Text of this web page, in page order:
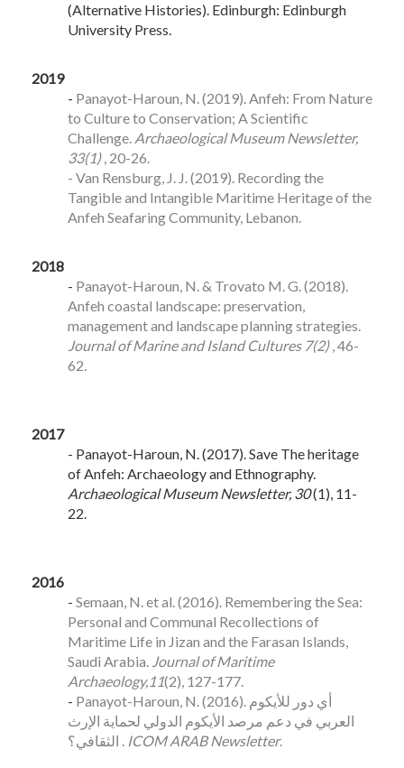
(Alternative Histories). Edinburgh: Edinburgh
University Press.
2019
- Panayot-Haroun, N. (2019). Anfeh: From Nature
to Culture to Conservation; A Scientific
Challenge. Archaeological Museum Newsletter,
33(1), 20-26.
- Van Rensburg, J. J. (2019). Recording the
Tangible and Intangible Maritime Heritage of the
Anfeh Seafaring Community, Lebanon.
2018
- Panayot-Haroun, N. & Trovato M. G. (2018).
Anfeh coastal landscape: preservation,
management and landscape planning strategies.
Journal of Marine and Island Cultures 7(2), 46-
62.
2017
- Panayot-Haroun, N. (2017). Save The heritage
of Anfeh: Archaeology and Ethnography.
Archaeological Museum Newsletter, 30(1), 11-
22.
2016
- Semaan, N. et al. (2016). Remembering the Sea:
Personal and Communal Recollections of
Maritime Life in Jizan and the Farasan Islands,
Saudi Arabia. Journal of Maritime
Archaeology, 11(2), 127-177.
- Panayot-Haroun, N. (2016). أي دور للأيكوم
العربي في دعم مرصد الأيكوم الدولي لحماية الإرث
الثقافي؟ . ICOM ARAB Newsletter.